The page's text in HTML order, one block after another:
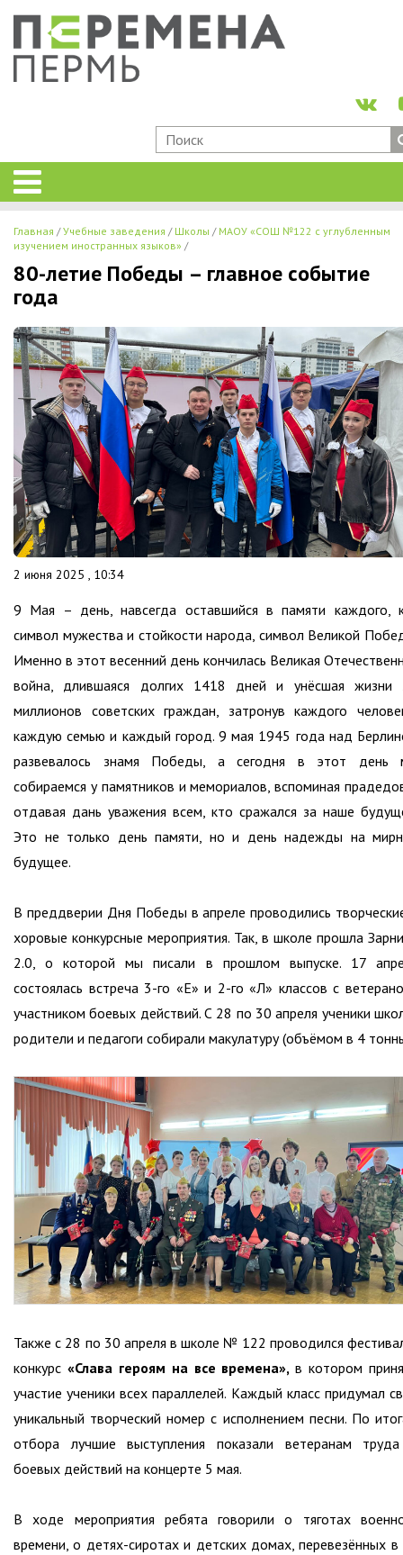
Главная Учебные заведения Школы
МАОУ «СОШ №122 с углубленным
изучением иностранных языков»
80-летие Победы – главное событие
года
2 июня 2025 , 10:34
9 Мая – день, навсегда оставшийся в памяти каждого,
символ мужества и стойкости народа, символ Великой
Именно в этот весенний день кончилась Великая
война, длившаяся долгих 1418 дней и унёсшая жизни
миллионов советских граждан, затронув каждого
каждую семью и каждый город. 9 мая 1945 года над
развевалось знамя Победы, а сегодня в этот день
собираемся у памятников и мемориалов, вспоминая
отдавая дань уважения всем, кто сражался за наше
Это не только день памяти, но и день надежды на
будущее.
В преддверии Дня Победы в апреле проводились
хоровые конкурсные мероприятия. Так, в школе прошла
2.0, о которой мы писали в прошлом выпуске. 17
состоялась встреча 3-го «Е» и 2-го «Л» классов с
участником боевых действий. С 28 по 30 апреля ученики
родители и педагоги собирали макулатуру (объёмом в 4
Также с 28 по 30 апреля в школе № 122 проводился
конкурс «Слава героям на все времена»,в котором
участие ученики всех параллелей. Каждый класс придумал
уникальный творческий номер с исполнением песни. По
отбора лучшие выступления показали ветеранам
боевых действий на концерте 5 мая.
В ходе мероприятия ребята говорили о тяготах
времени, о детях-сиротах и детских домах, перевезённых в